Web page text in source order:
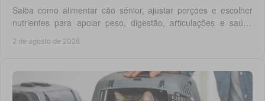
Saiba como alimentar cão sénior, ajustar porções e escolher
nutrientes para apoiar peso, digestão, articulações e saúde
2 de agosto de 2026